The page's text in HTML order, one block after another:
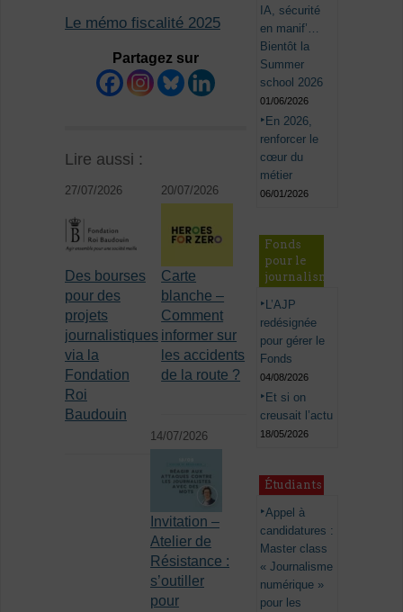
Le mémo fiscalité 2025
Partagez sur
Lire aussi :
27/07/2026
Des bourses
pour des
projets
journalistiques
via la
Fondation
Roi
Baudouin
20/07/2026
Carte
blanche –
Comment
informer sur
les accidents
de la route ?
14/07/2026
Invitation –
Atelier de
Résistance :
s’outiller
pour
IA, sécurité
en manif’…
Bientôt la
Summer
school 2026
01/06/2026
En 2026,
renforcer le
cœur du
métier
06/01/2026
Fonds
pour le
journalisme
L’AJP
redésignée
pour gérer le
Fonds
04/08/2026
Et si on
creusait l’actu
18/05/2026
Étudiants
Appel à
candidatures :
Master class
« Journalisme
numérique »
pour les